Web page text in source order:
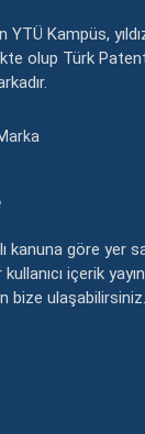
Kampüs,
olup Türk
kanuna göre yer
içerik
bize ulaşabilirsiniz.